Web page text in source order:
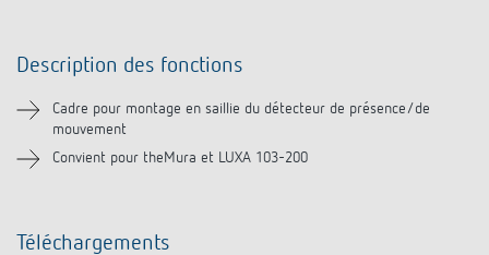
Téléchargements
Produits similaires
Description des fonctions
Cadre pour montage en saillie du détecteur de présence/de
mouvement
Convient pour theMura et LUXA 103-200
Téléchargements